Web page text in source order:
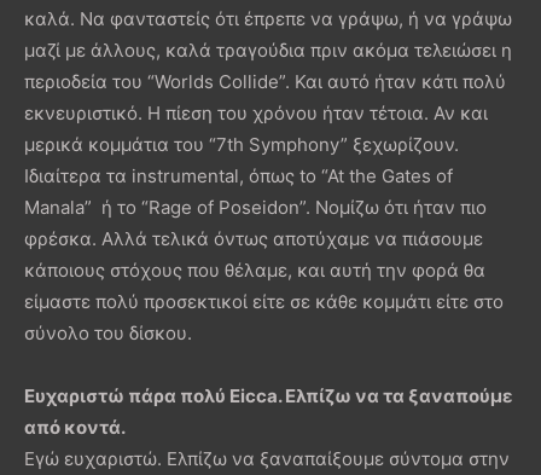
καλά. Να φανταστείς ότι έπρεπε να γράψω, ή να γράψω
μαζί με άλλους, καλά τραγούδια πριν ακόμα τελειώσει η
περιοδεία του “Worlds Collide”. Και αυτό ήταν κάτι πολύ
εκνευριστικό. Η πίεση του χρόνου ήταν τέτοια. Αν και
μερικά κομμάτια του “7th Symphony” ξεχωρίζουν.
Ιδιαίτερα τα instrumental, όπως to “At the Gates of
Manala” ή το “Rage of Poseidon”. Νομίζω ότι ήταν πιο
φρέσκα. Αλλά τελικά όντως αποτύχαμε να πιάσουμε
κάποιους στόχους που θέλαμε, και αυτή την φορά θα
είμαστε πολύ προσεκτικοί είτε σε κάθε κομμάτι είτε στο
σύνολο του δίσκου.
Ευχαριστώ πάρα πολύ Eicca. Ελπίζω να τα ξαναπούμε
από κοντά.
Εγώ ευχαριστώ. Ελπίζω να ξαναπαίξουμε σύντομα στην